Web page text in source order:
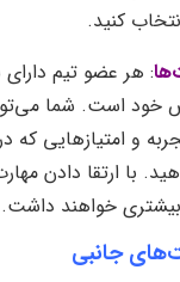
کنید.
: هر عضو تیم
خود است. شما
و امتیازهایی
با ارتقا دادن
خواهند داشت.
جانبی